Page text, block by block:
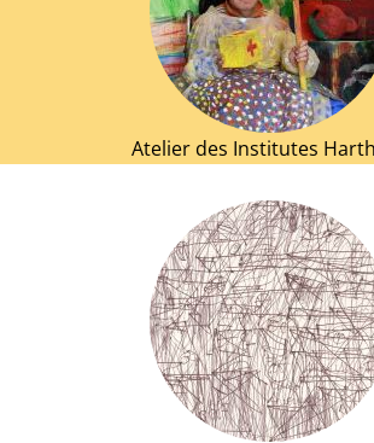
Atelier des Institutes